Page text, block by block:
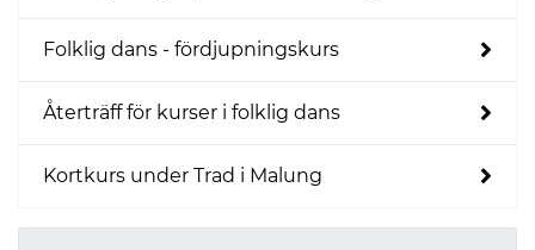
Folklig dans - fördjupningskurs
Återträff för kurser i folklig dans
Kortkurs under Trad i Malung